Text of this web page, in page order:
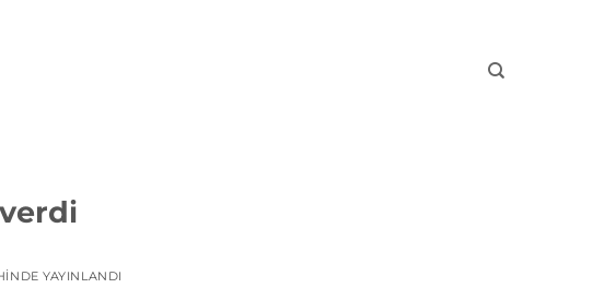
YAYINLANDI